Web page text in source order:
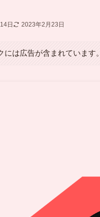
日 2023年2月23日
には広告が含まれています。